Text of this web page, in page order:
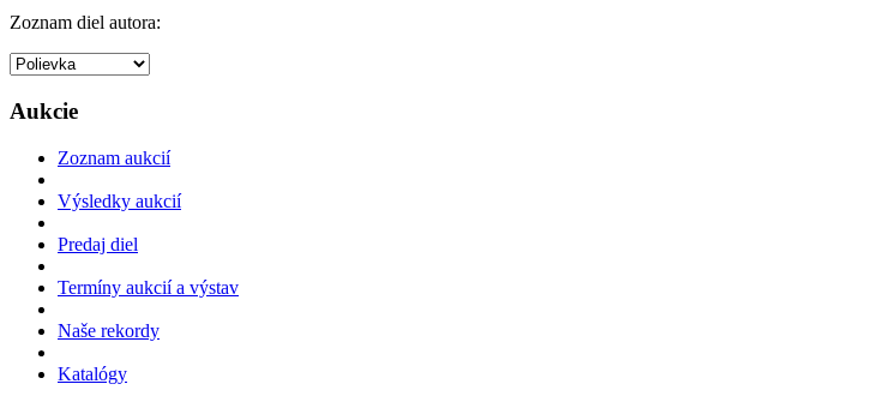
Zoznam diel autora:
Aukcie
Zoznam aukcií
Výsledky aukcií
Predaj diel
Termíny aukcií a výstav
Naše rekordy
Katalógy